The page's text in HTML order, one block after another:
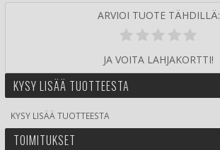
ARVIOI TUOTE TÄHDILLÄ:
JA VOITA LAHJAKORTTI!
KYSY LISÄÄ TUOTTEESTA
KYSY LISÄÄ TUOTTEESTA
TOIMITUKSET